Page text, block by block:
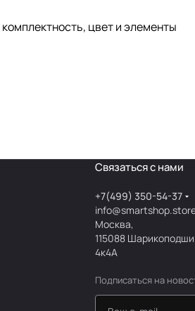
цвет и элементы
Связаться с нами
+7(499) 350-54-37
Москва,
115088
4к4А
Подписаться на